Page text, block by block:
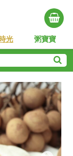
光 粥寶寶